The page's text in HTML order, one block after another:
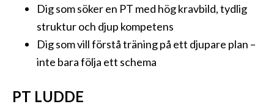
Dig som söker en PT med hög kravbild, tydlig
struktur och djup kompetens
Dig som vill förstå träning på ett djupare plan –
inte bara följa ett schema
PT LUDDE